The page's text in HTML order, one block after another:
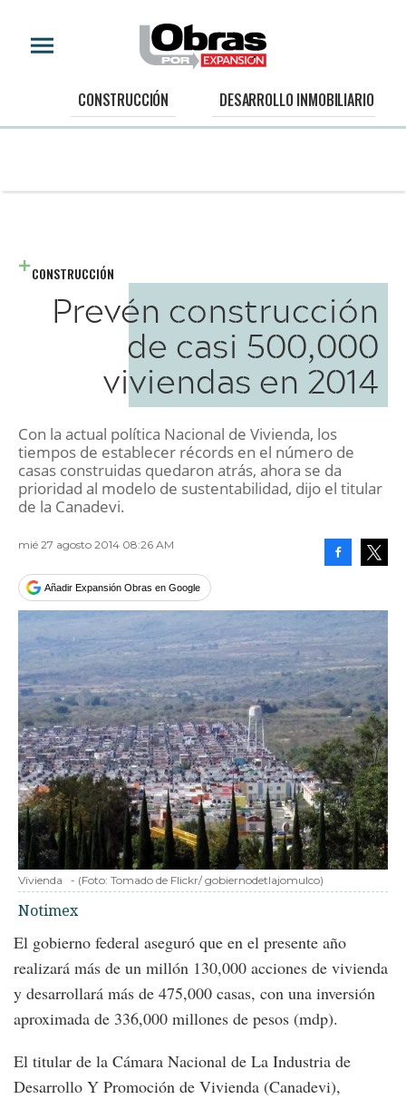
CONSTRUCCIÓN DESARROLLO INMOBILIARIO
CONSTRUCCIÓN
Prevén construcción
de casi 500,000
viviendas en 2014
Con la actual política Nacional de Vivienda, los
tiempos de establecer récords en el número de
casas construidas quedaron atrás, ahora se da
prioridad al modelo de sustentabilidad, dijo el titular
de la Canadevi.
mié 27 agosto 2014 08:26 AM
Añadir Expansión Obras en Google
Vivienda - (Foto: Tomado de Flickr/ gobiernodetlajomulco)
Notimex
El gobierno federal aseguró que en el presente año
realizará más de un millón 130,000 acciones de vivienda
y desarrollará más de 475,000 casas, con una inversión
aproximada de 336,000 millones de pesos (mdp).
El titular de la Cámara Nacional de La Industria de
Desarrollo Y Promoción de Vivienda (Canadevi),